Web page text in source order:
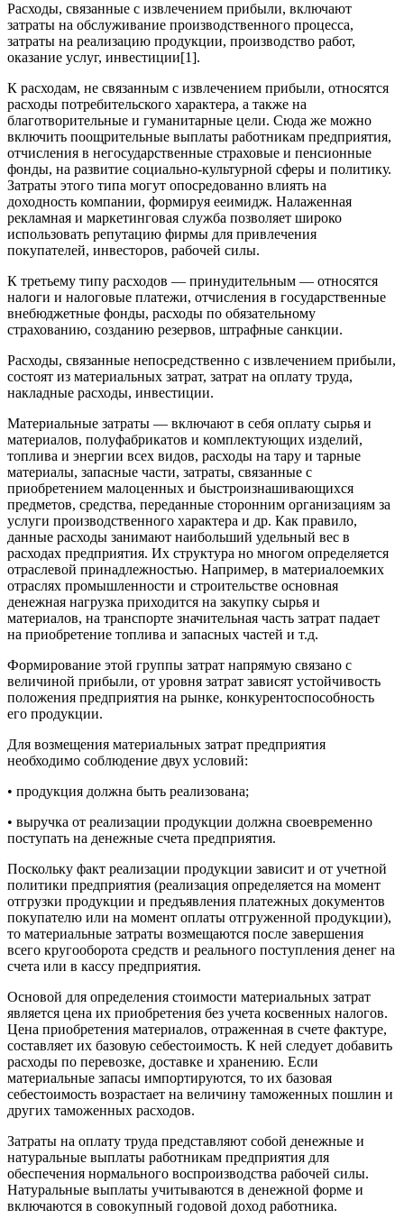
Расходы, связанные с извлечением прибыли, включают
затраты на обслуживание производственного процесса,
затраты на реализацию продукции, производство работ,
оказание услуг, инвестиции[1].
К расходам, не связанным с извлечением прибыли, относятся
расходы потребительского характера, а также на
благотворительные и гуманитарные цели. Сюда же можно
включить поощрительные выплаты работникам предприятия,
отчисления в негосударственные страховые и пенсионные
фонды, на развитие социально-культурной сферы и политику.
Затраты этого типа могут опосредованно влиять на
доходность компании, формируя ееимидж. Налаженная
рекламная и маркетинговая служба позволяет широко
использовать репутацию фирмы для привлечения
покупателей, инвесторов, рабочей силы.
К третьему типу расходов — принудительным — относятся
налоги и налоговые платежи, отчисления в государственные
внебюджетные фонды, расходы по обязательному
страхованию, созданию резервов, штрафные санкции.
Расходы, связанные непосредственно с извлечением прибыли,
состоят из материальных затрат, затрат на оплату труда,
накладные расходы, инвестиции.
Материальные затраты — включают в себя оплату сырья и
материалов, полуфабрикатов и комплектующих изделий,
топлива и энергии всех видов, расходы на тару и тарные
материалы, запасные части, затраты, связанные с
приобретением малоценных и быстроизнашивающихся
предметов, средства, переданные сторонним организациям за
услуги производственного характера и др. Как правило,
данные расходы занимают наибольший удельный вес в
расходах предприятия. Их структура но многом определяется
отраслевой принадлежностью. Например, в материалоемких
отраслях промышленности и строительстве основная
денежная нагрузка приходится на закупку сырья и
материалов, на транспорте значительная часть затрат падает
на приобретение топлива и запасных частей и т.д.
Формирование этой группы затрат напрямую связано с
величиной прибыли, от уровня затрат зависят устойчивость
положения предприятия на рынке, конкурентоспособность
его продукции.
Для возмещения материальных затрат предприятия
необходимо соблюдение двух условий:
• продукция должна быть реализована;
• выручка от реализации продукции должна своевременно
поступать на денежные счета предприятия.
Поскольку факт реализации продукции зависит и от учетной
политики предприятия (реализация определяется на момент
отгрузки продукции и предъявления платежных документов
покупателю или на момент оплаты отгруженной продукции),
то материальные затраты возмещаются после завершения
всего кругооборота средств и реального поступления денег на
счета или в кассу предприятия.
Основой для определения стоимости материальных затрат
является цена их приобретения без учета косвенных налогов.
Цена приобретения материалов, отраженная в счете фактуре,
составляет их базовую себестоимость. К ней следует добавить
расходы по перевозке, доставке и хранению. Если
материальные запасы импортируются, то их базовая
себестоимость возрастает на величину таможенных пошлин и
других таможенных расходов.
Затраты на оплату труда представляют собой денежные и
натуральные выплаты работникам предприятия для
обеспечения нормального воспроизводства рабочей силы.
Натуральные выплаты учитываются в денежной форме и
включаются в совокупный годовой доход работника.